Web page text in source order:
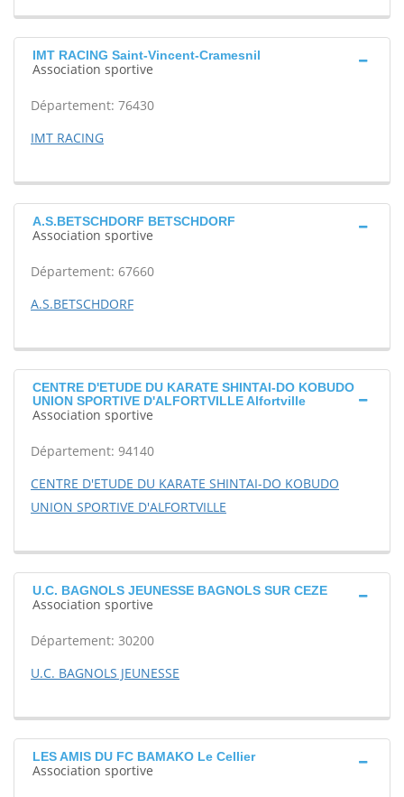
IMT RACING Saint-Vincent-Cramesnil
Association sportive
Département: 76430
IMT RACING
A.S.BETSCHDORF BETSCHDORF
Association sportive
Département: 67660
A.S.BETSCHDORF
CENTRE D'ETUDE DU KARATE SHINTAI-DO KOBUDO
UNION SPORTIVE D'ALFORTVILLE Alfortville
Association sportive
Département: 94140
CENTRE D'ETUDE DU KARATE SHINTAI-DO KOBUDO
UNION SPORTIVE D'ALFORTVILLE
U.C. BAGNOLS JEUNESSE BAGNOLS SUR CEZE
Association sportive
Département: 30200
U.C. BAGNOLS JEUNESSE
LES AMIS DU FC BAMAKO Le Cellier
Association sportive